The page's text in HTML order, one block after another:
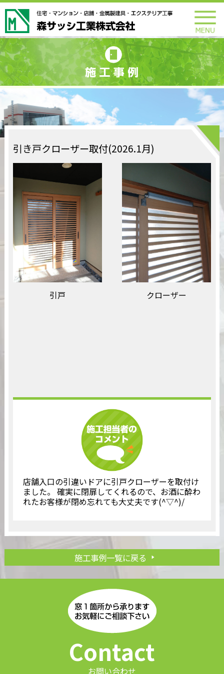
引き戸クローザー取付(2026.1月)
引戸 クローザー
店舗入口の引違いドアに引戸クローザーを取付け
ました。 確実に閉扉してくれるので、お酒に酔わ
れたお客様が閉め忘れても大丈夫です(^▽^)/
施工事例一覧に戻る
Contact
お問い合わせ